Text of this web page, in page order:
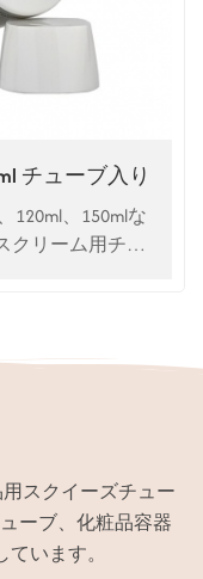
チューブ入り
120ml、150mlな
クリーム用チュ
用スクイーズチュー
ーブ、化粧品容器
います。